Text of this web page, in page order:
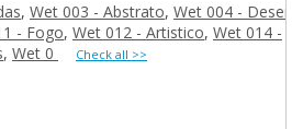
, Wet 003 - Abstrato, Wet 004 - Desenho
- Fogo, Wet 012 - Artistico, Wet 014 -
, Wet 0 Check all >>